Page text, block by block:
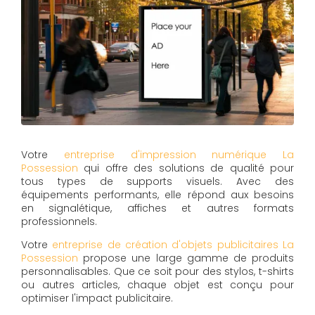
Votre entreprise d'impression numérique La
Possession qui offre des solutions de qualité pour
tous types de supports visuels. Avec des
équipements performants, elle répond aux besoins
en signalétique, affiches et autres formats
professionnels.
Votre entreprise de création d'objets publicitaires La
Possession propose une large gamme de produits
personnalisables. Que ce soit pour des stylos, t-shirts
ou autres articles, chaque objet est conçu pour
optimiser l'impact publicitaire.